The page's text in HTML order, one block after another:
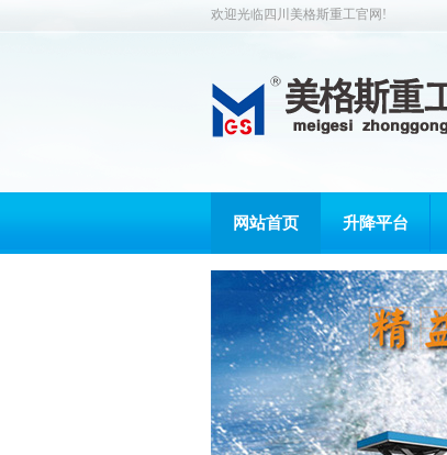
欢迎光临四川美格斯重工官网!
网站首页 升降平台